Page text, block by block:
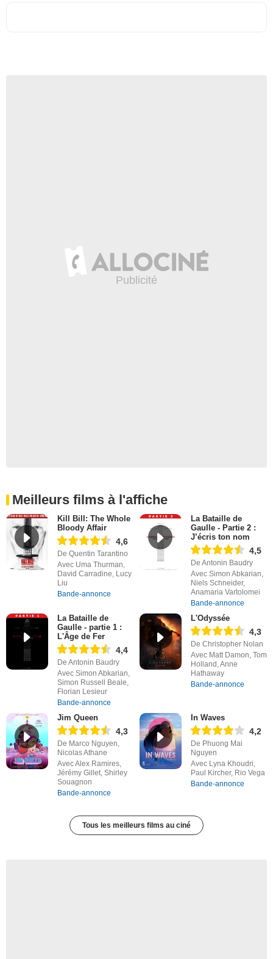
Meilleurs films à l'affiche
Kill Bill: The Whole
Bloody Affair
4,6
De Quentin Tarantino
Avec Uma Thurman,
David Carradine, Lucy
Liu
Bande-annonce
La Bataille de
Gaulle - Partie 2 :
J’écris ton nom
4,5
De Antonin Baudry
Avec Simon Abkarian,
Niels Schneider,
Anamaria Vartolomei
Bande-annonce
La Bataille de
Gaulle - partie 1 :
L'Âge de Fer
4,4
De Antonin Baudry
Avec Simon Abkarian,
Simon Russell Beale,
Florian Lesieur
Bande-annonce
L'Odyssée
4,3
De Christopher Nolan
Avec Matt Damon, Tom
Holland, Anne
Hathaway
Bande-annonce
Jim Queen
4,3
De Marco Nguyen,
Nicolas Athane
Avec Alex Ramires,
Jérémy Gillet, Shirley
Souagnon
Bande-annonce
In Waves
4,2
De Phuong Mai
Nguyen
Avec Lyna Khoudri,
Paul Kircher, Rio Vega
Bande-annonce
Tous les meilleurs films au ciné